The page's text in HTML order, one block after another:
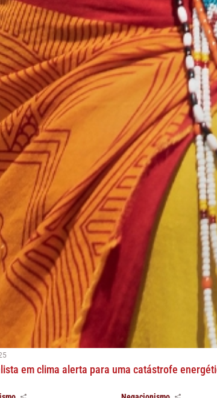
em clima alerta para uma catástrofe